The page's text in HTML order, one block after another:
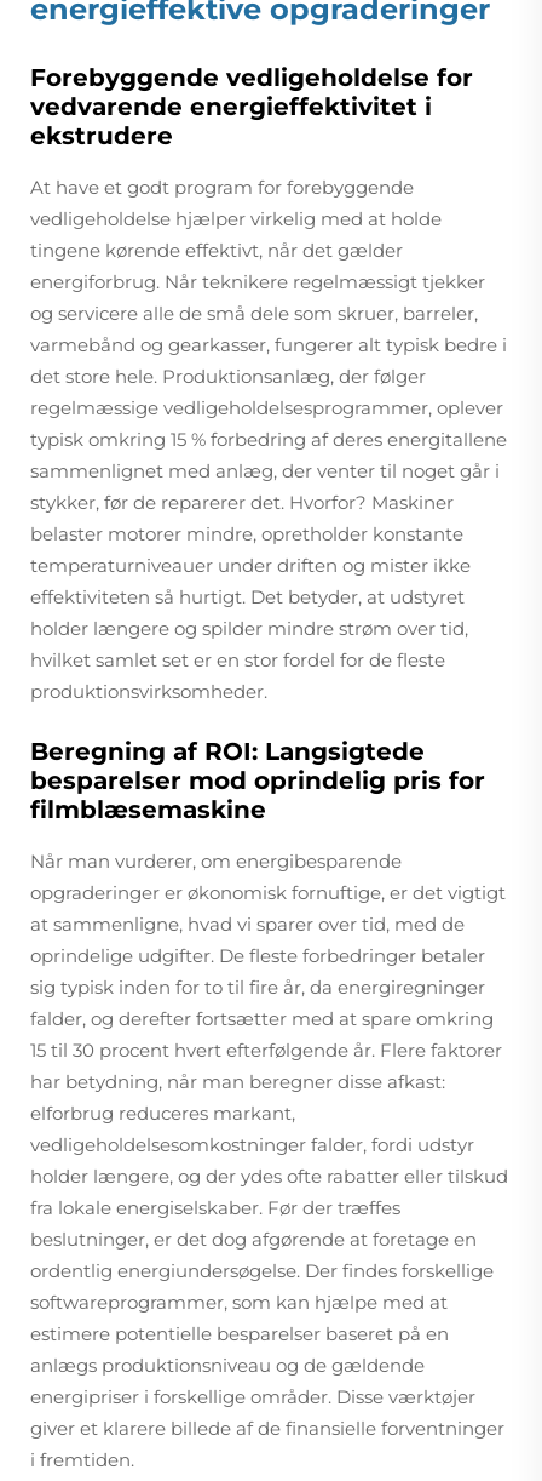
energieffektive opgraderinger
Forebyggende vedligeholdelse for
vedvarende energieffektivitet i
ekstrudere
At have et godt program for forebyggende
vedligeholdelse hjælper virkelig med at holde
tingene kørende effektivt, når det gælder
energiforbrug. Når teknikere regelmæssigt tjekker
og servicere alle de små dele som skruer, barreler,
varmebånd og gearkasser, fungerer alt typisk bedre i
det store hele. Produktionsanlæg, der følger
regelmæssige vedligeholdelsesprogrammer, oplever
typisk omkring 15 % forbedring af deres energitallene
sammenlignet med anlæg, der venter til noget går i
stykker, før de reparerer det. Hvorfor? Maskiner
belaster motorer mindre, opretholder konstante
temperaturniveauer under driften og mister ikke
effektiviteten så hurtigt. Det betyder, at udstyret
holder længere og spilder mindre strøm over tid,
hvilket samlet set er en stor fordel for de fleste
produktionsvirksomheder.
Beregning af ROI: Langsigtede
besparelser mod oprindelig pris for
filmblæsemaskine
Når man vurderer, om energibesparende
opgraderinger er økonomisk fornuftige, er det vigtigt
at sammenligne, hvad vi sparer over tid, med de
oprindelige udgifter. De fleste forbedringer betaler
sig typisk inden for to til fire år, da energiregninger
falder, og derefter fortsætter med at spare omkring
15 til 30 procent hvert efterfølgende år. Flere faktorer
har betydning, når man beregner disse afkast:
elforbrug reduceres markant,
vedligeholdelsesomkostninger falder, fordi udstyr
holder længere, og der ydes ofte rabatter eller tilskud
fra lokale energiselskaber. Før der træffes
beslutninger, er det dog afgørende at foretage en
ordentlig energiundersøgelse. Der findes forskellige
softwareprogrammer, som kan hjælpe med at
estimere potentielle besparelser baseret på en
anlægs produktionsniveau og de gældende
energipriser i forskellige områder. Disse værktøjer
giver et klarere billede af de finansielle forventninger
i fremtiden.